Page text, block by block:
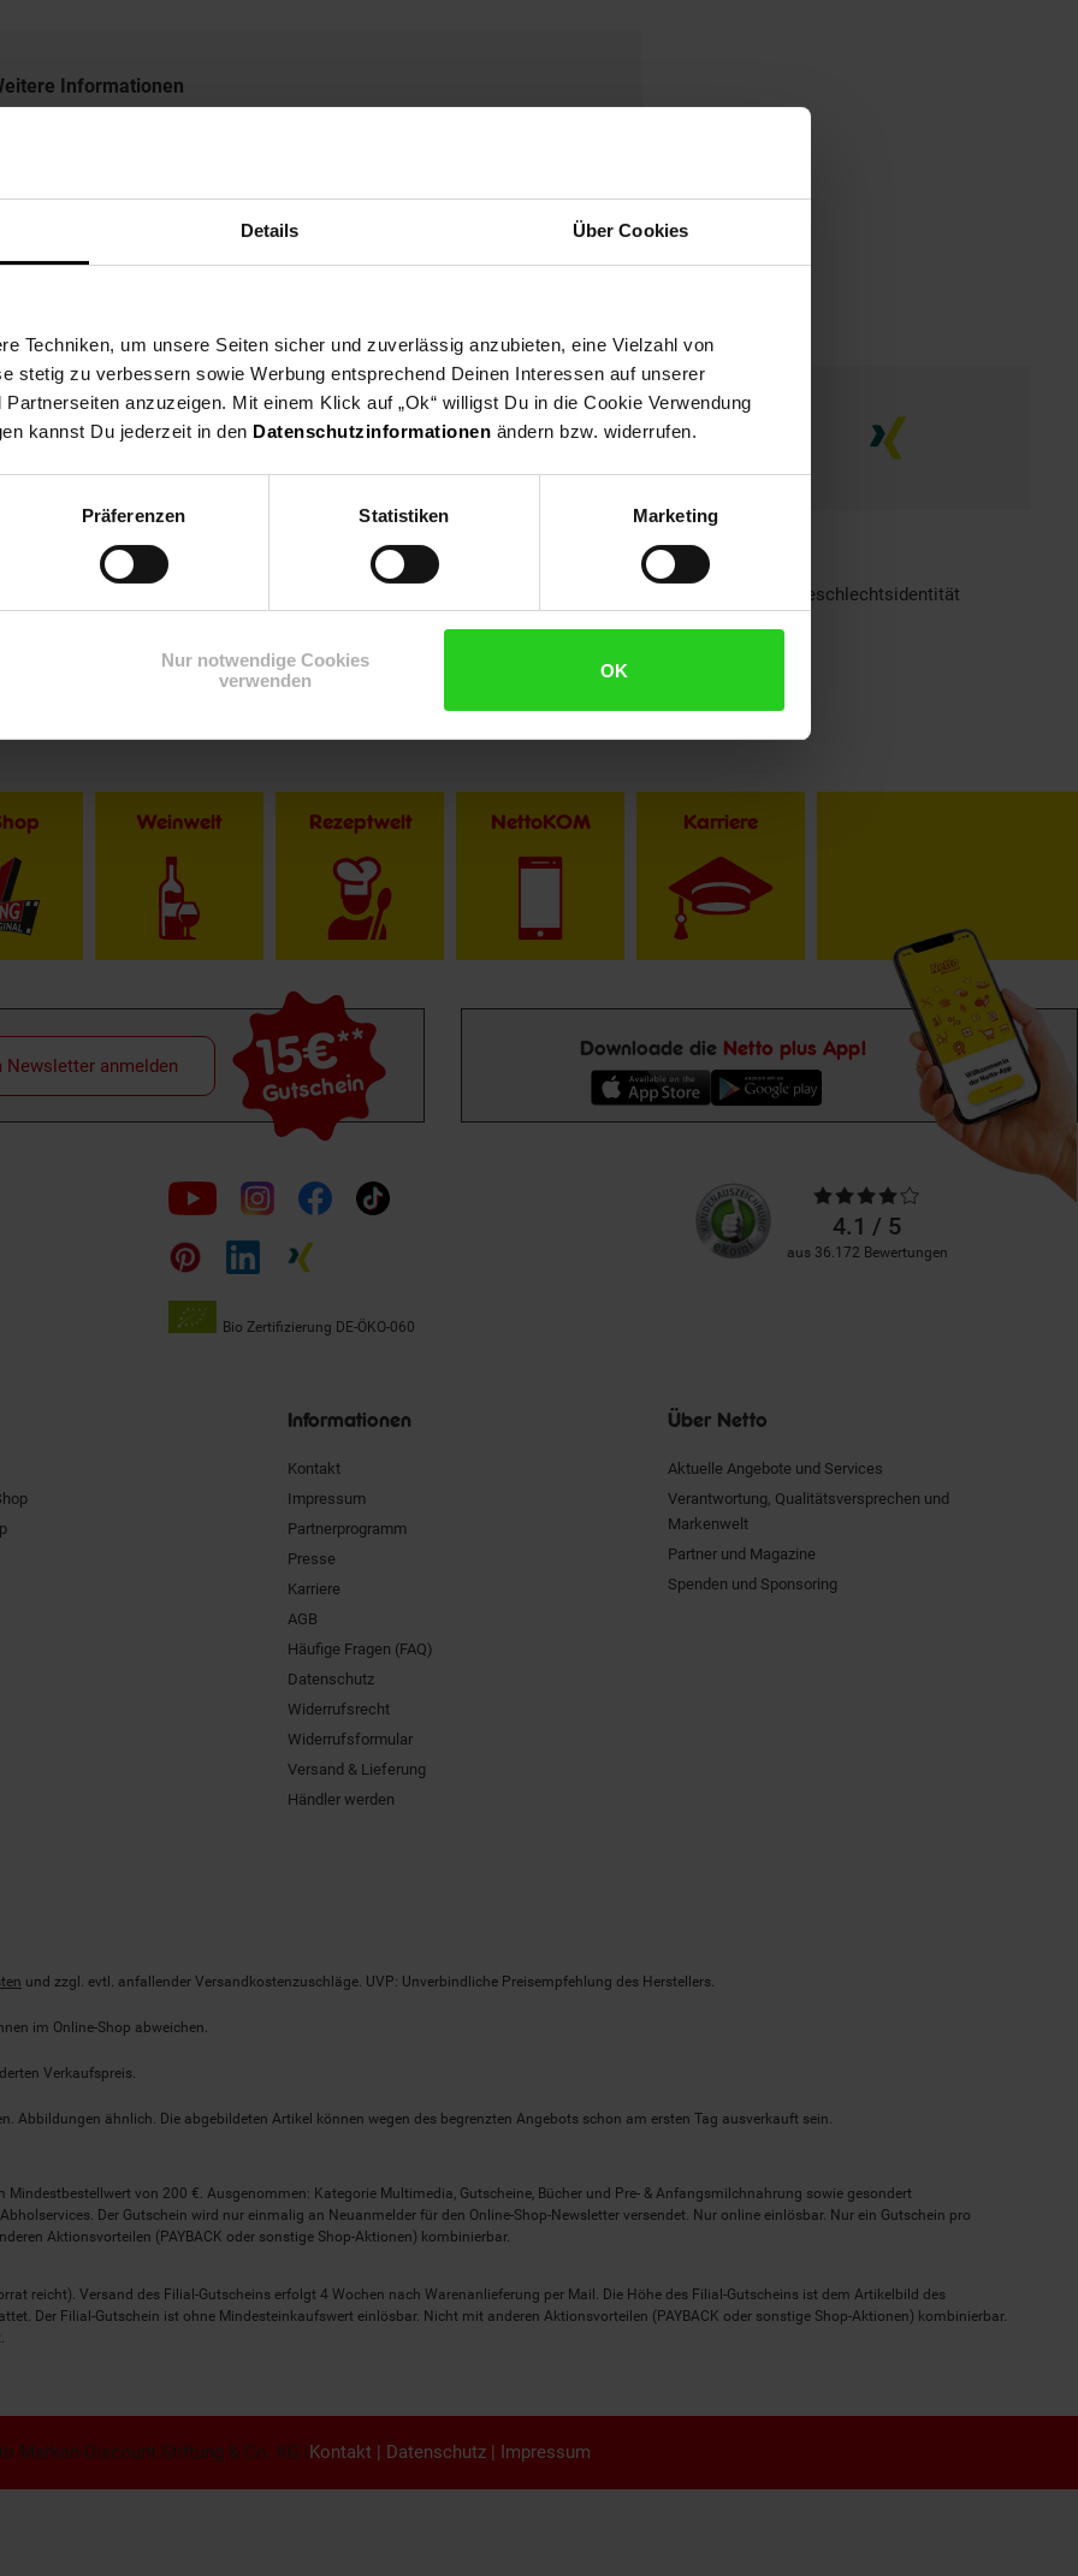
Details Über Cookies
Techniken, um unsere Seiten sicher und zuverlässig anzubieten, eine Vielzahl von
stetig zu verbessern sowie Werbung entsprechend Deinen Interessen auf unserer
anzuzeigen. Mit einem Klick auf „Ok“ willigst Du in die Cookie Verwendung
kannst Du jederzeit in den Datenschutzinformationen ändern bzw. widerrufen.
Präferenzen Statistiken Marketing
Nur notwendige Cookies
verwenden
OK
Informationen
Bewerben per Formular
im Textverlauf die männliche Form der Anrede. Selbstverständlich sind bei Netto Menschen jeder Geschlechtsidentität
Weinwelt Rezeptwelt NettoKOM Karriere
15€**
Gutschein
Newsletter anmelden
Downloade die Netto plus App!
Folge
uns
auf
Bio Zertifizierung DE-ÖKO-060
Unsere
Kundenbewertungen
Durchschnittliche
Bewertungen4.1 / 5
aus 36.172 Bewertungen
Informationen
Kontakt
Impressum
Partnerprogramm
Presse
Karriere
AGB
Häufige Fragen (FAQ)
Datenschutz
Widerrufsrecht
Widerrufsformular
Versand & Lieferung
Händler werden
Über Netto
Aktuelle Angebote und Services
Verantwortung, Qualitätsversprechen und
Markenwelt
Partner und Magazine
Spenden und Sponsoring
und zzgl. evtl. anfallender Versandkostenzuschläge. UVP: Unverbindliche Preisempfehlung des Herstellers.
im Online-Shop abweichen.
Verkaufspreis.
Abbildungen ähnlich. Die abgebildeten Artikel können wegen des begrenzten Angebots schon am ersten Tag ausverkauft sein.
von 200 €. Ausgenommen: Kategorie Multimedia, Gutscheine, Bücher und Pre- & Anfangsmilchnahrung sowie gesondert
Der Gutschein wird nur einmalig an Neuanmelder für den Online-Shop-Newsletter versendet. Nur online einlösbar. Nur ein Gutschein pro
Aktionsvorteilen (PAYBACK oder sonstige Shop-Aktionen) kombinierbar.
reicht). Versand des Filial-Gutscheins erfolgt 4 Wochen nach Warenanlieferung per Mail. Die Höhe des Filial-Gutscheins ist dem Artikelbild des
Der Filial-Gutschein ist ohne Mindesteinkaufswert einlösbar. Nicht mit anderen Aktionsvorteilen (PAYBACK oder sonstige Shop-Aktionen) kombinierbar.
Marken-Discount Stiftung & Co. KG |Kontakt | Datenschutz| Impressum